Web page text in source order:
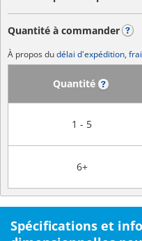
Quantité à commander
À propos dudélai d'expédition,
Quantité
1 - 5
6+
Spécifications et